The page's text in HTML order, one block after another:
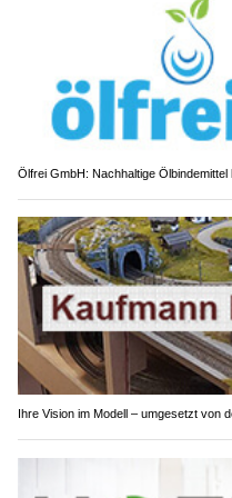
Ölfrei GmbH: Nachhaltige
Ihre Vision im Modell – umgesetzt von